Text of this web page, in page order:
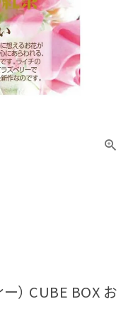
） CUBE BOX お